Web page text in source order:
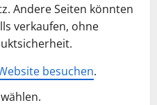
Andere Seiten könnten
verkaufen, ohne
besuchen.